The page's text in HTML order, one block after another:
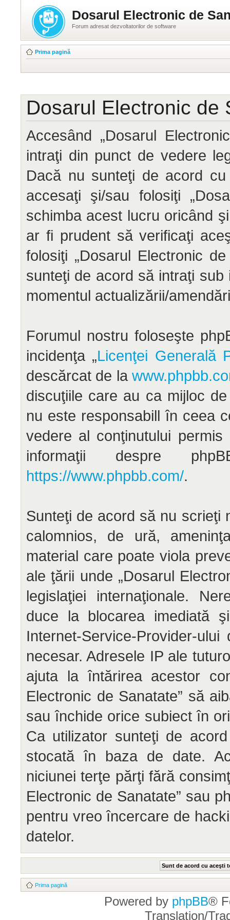
Dosarul Electronic de
Forum adresat dezvoltatorilor de software
Prima pagină
Dosarul Electronic de
Accesând „Dosarul
intraţi din punct de vedere
Dacă nu sunteţi de acord
accesaţi şi/sau folosiţi
schimba acest lucru oricând
ar fi prudent să verificaţi
folosiţi „Dosarul Electronic
sunteţi de acord să intraţi
momentul actualizării/
Forumul nostru foloseşte
incidenţa „Licenţei Generală
descărcat de la
discuţiile care au ca mijloc
nu este responsabill în ceea
vedere al conţinutului
informaţii despre
https://www.phpbb.com/.
Sunteţi de acord să nu scrieţi
calomnios, de ură,
material care poate viola
ale ţării unde „Dosarul
legislaţiei internaţionale.
duce la blocarea imediată
Internet-Service-Provider-
necesar. Adresele IP ale
ajuta la întărirea acestor
Electronic de Sanatate” să
sau închide orice subiect în
Ca utilizator sunteţi de
stocată în baza de date.
niciunei terţe părţi fără
Electronic de Sanatate” sau
pentru vreo încercare de
datelor.
Prima pagină
Powered by phpBB®
Translation/